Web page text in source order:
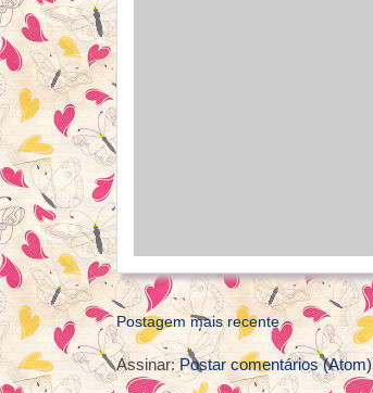
Postagem mais recente
Assinar:Postar comentários (Atom)